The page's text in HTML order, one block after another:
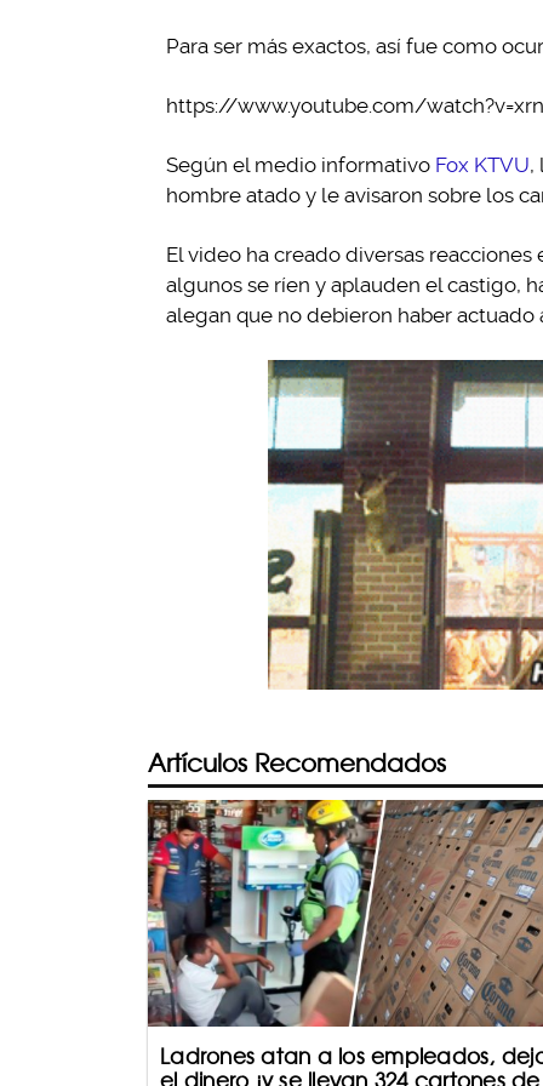
Para ser más exactos, así fue como
https://www.youtube.com/
Según el medio informativo Fox KTVU,
hombre atado y le avisaron sobre los
El video ha creado diversas
algunos se ríen y aplauden el castigo,
alegan que no debieron haber actuado
Artículos Recomendados
Ladrones atan a los empleados,
el dinero ¡y se llevan 324 cartones de